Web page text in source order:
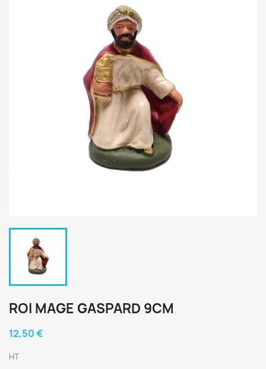
ROI MAGE GASPARD 9CM
12,50 €
HT